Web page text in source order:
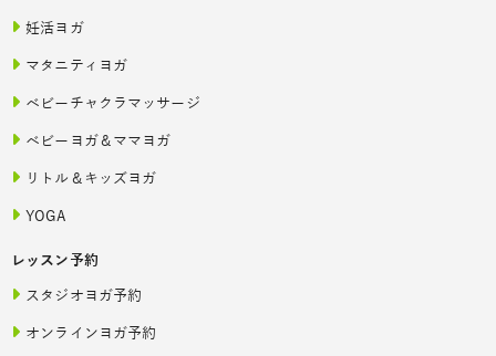
妊活ヨガ
マタニティヨガ
ベビーチャクラマッサージ
ベビーヨガ＆ママヨガ
リトル＆キッズヨガ
YOGA
レッスン予約
スタジオヨガ予約
オンラインヨガ予約